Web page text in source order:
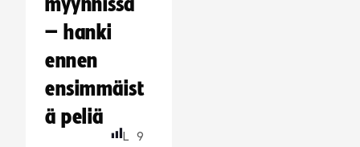
myynnissä
– hanki
ennen
ensimmäist
ä peliä
L 9